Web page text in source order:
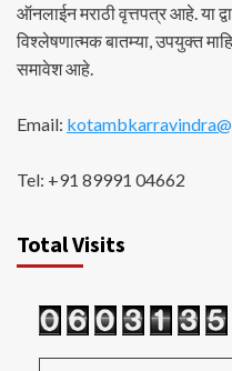
ऑनलाईन मराठी वृत्तपत्र आहे. या
विश्लेषणात्मक बातम्या, उपयुक्त
समावेश आहे.
Email:
Tel: +91 89991 04662
Total Visits